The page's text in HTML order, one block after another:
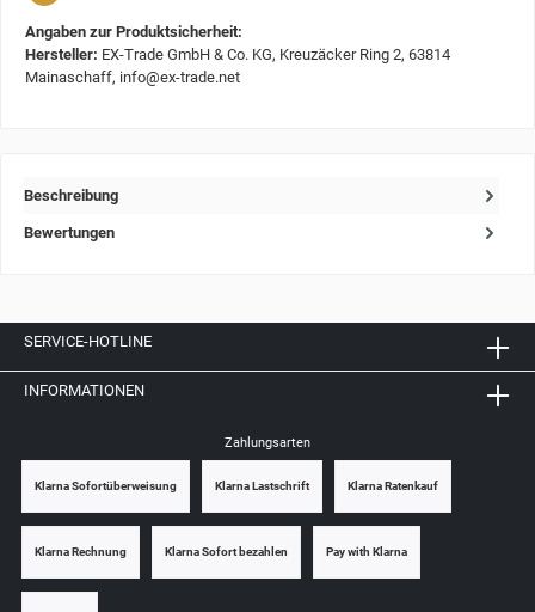
Angaben zur Produktsicherheit:
Hersteller: EX-Trade GmbH & Co. KG, Kreuzäcker Ring 2, 63814
Mainaschaff, info@ex-trade.net
Beschreibung
Bewertungen
SERVICE-HOTLINE
INFORMATIONEN
Zahlungsarten
Klarna Sofortüberweisung Klarna Lastschrift Klarna Ratenkauf
Klarna Rechnung Klarna Sofort bezahlen Pay with Klarna